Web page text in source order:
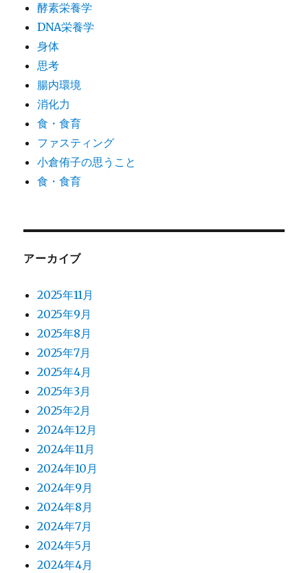
酵素栄養学
DNA栄養学
身体
思考
腸内環境
消化力
食・食育
ファスティング
小倉侑子の思うこと
食・食育
アーカイブ
2025年11月
2025年9月
2025年8月
2025年7月
2025年4月
2025年3月
2025年2月
2024年12月
2024年11月
2024年10月
2024年9月
2024年8月
2024年7月
2024年5月
2024年4月